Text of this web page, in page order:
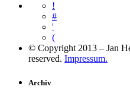
!
#
'
(
© Copyright 2013 – Jan
reserved. Impressum.
Archiv